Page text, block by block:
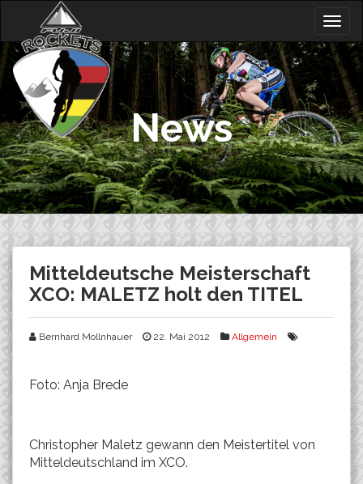
content
News
Mitteldeutsche Meisterschaft
XCO: MALETZ holt den TITEL
Bernhard Mollnhauer 22. Mai 2012 Allgemein
Foto: Anja Brede
Christopher Maletz gewann den Meistertitel von
Mitteldeutschland im XCO.